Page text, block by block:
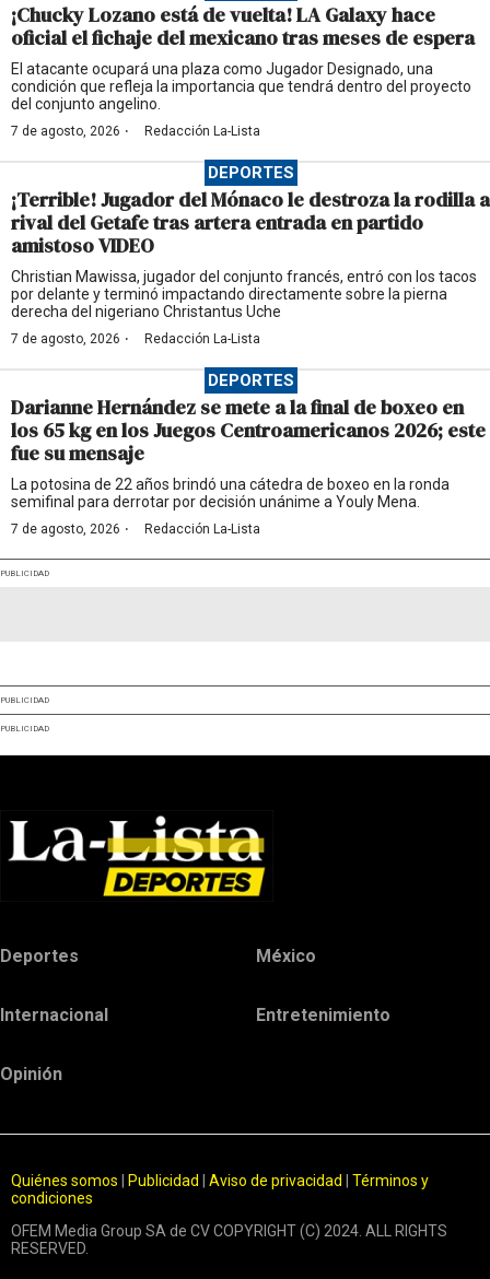
¡Chucky Lozano está de vuelta! LA Galaxy hace
oficial el fichaje del mexicano tras meses de espera
El atacante ocupará una plaza como Jugador Designado, una
condición que refleja la importancia que tendrá dentro del proyecto
del conjunto angelino.
7 de agosto, 2026 · Redacción La-Lista
DEPORTES
¡Terrible! Jugador del Mónaco le destroza la rodilla a
rival del Getafe tras artera entrada en partido
amistoso VIDEO
Christian Mawissa, jugador del conjunto francés, entró con los tacos
por delante y terminó impactando directamente sobre la pierna
derecha del nigeriano Christantus Uche
7 de agosto, 2026 · Redacción La-Lista
DEPORTES
Darianne Hernández se mete a la final de boxeo en
los 65 kg en los Juegos Centroamericanos 2026; este
fue su mensaje
La potosina de 22 años brindó una cátedra de boxeo en la ronda
semifinal para derrotar por decisión unánime a Youly Mena.
7 de agosto, 2026 · Redacción La-Lista
PUBLICIDAD
PUBLICIDAD
PUBLICIDAD
Deportes México
Internacional Entretenimiento
Opinión
Quiénes somos Publicidad Aviso de privacidad
Términos y
condiciones
OFEM Media Group SA de CV COPYRIGHT (C) 2024. ALL RIGHTS
RESERVED.